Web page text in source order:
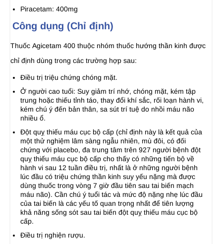
Piracetam: 400mg
Công dụng (Chỉ định)
Thuốc Agicetam 400 thuộc nhóm thuốc hướng thần kinh được
chỉ định dùng trong các trường hợp sau:
Ðiều trị triệu chứng chóng mặt.
Ở người cao tuổi: Suy giảm trí nhớ, chóng mặt, kém tập
trung hoặc thiếu tỉnh táo, thay đổi khí sắc, rối loạn hành vi,
kém chú ý đến bản thân, sa sút trí tuệ do nhồi máu não
nhiều ổ.
Ðột quỵ thiếu máu cục bộ cấp (chỉ định này là kết quả của
một thử nghiệm lâm sàng ngẫu nhiên, mù đôi, có đối
chứng với placebo, đa trung tâm trên 927 người bệnh đột
quỵ thiếu máu cục bộ cấp cho thấy có những tiến bộ về
hành vi sau 12 tuần điều trị, nhất là ở những người bệnh
lúc đầu có triệu chứng thần kinh suy yếu nặng mà được
dùng thuốc trong vòng 7 giờ đầu tiên sau tai biến mạch
máu não). Cần chú ý tuổi tác và mức độ nặng nhẹ lúc đầu
của tai biến là các yếu tố quan trọng nhất để tiên lượng
khả năng sống sót sau tai biến đột quỵ thiếu máu cục bộ
cấp.
Ðiều trị nghiện rượu.